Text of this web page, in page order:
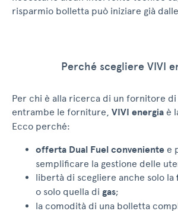
risparmio bolletta può iniziare già
Perché scegliere VIVI
Per chi è alla ricerca di un fornitore di
entrambe le forniture, VIVI energia è
Ecco perché:
offerta Dual Fuel conveniente e
semplificare la gestione delle
libertà di scegliere anche solo la
o solo quella di gas;
la comodità di una bolletta